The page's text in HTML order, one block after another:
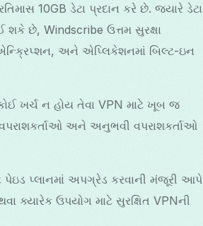
10GB ડેટા પ્રદાન કરે છે. જ્યારે ડેટા
શકે છે, Windscribe ઉત્તમ સુરક્ષા
અને એપ્લિકેશનમાં બિલ્ટ-ઇન
ખર્ચ ન હોય તેવા VPN માટે ખૂબ જ
અને અનુભવી વપરાશકર્તાઓ
પેઇડ પ્લાનમાં અપગ્રેડ કરવાની મંજૂરી આપે
ક્યારેક ઉપયોગ માટે સુરક્ષિત VPNની